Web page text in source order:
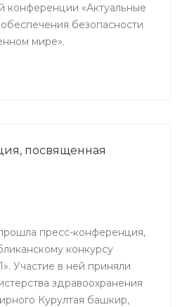
конференции «Актуальные
безопасности
мире».
посвященная
пресс-конференция,
конкурсу
Участие в ней приняли
здравоохранения
Курултая башкир,